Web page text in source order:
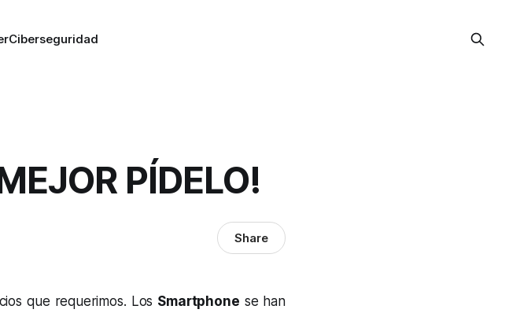
Ciberseguridad
PÍDELO!
Share
que requerimos. Los Smartphone se han